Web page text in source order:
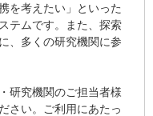
を考えたい」といった
テムです。また、探索
、多くの研究機関に参
研究機関のご担当者様
さい。ご利用にあたっ